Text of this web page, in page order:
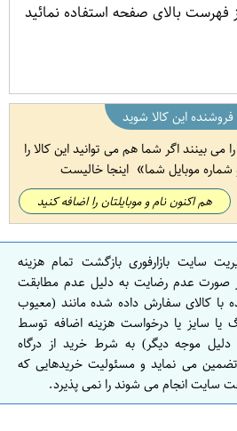
فهرست بالای صفحه استفاده نمائید
این کالا شوید
می بینند اگر شما هم می توانید این کالا را
شماره موبایل شما اینجا خالیست
هم اکنون نام و موبایلتان را اضافه کنید
سایت بازارفوری بازگشت تمام هزینه
صورت عدم رضایت به دلیل عدم مطابقت
با کالای سفارش داده شده مانند (معیوب
یا سایز یا درخواست هزینه اضافه توسط
موجه دیگر) به شرط خرید از درگاه
می نماید و مسئولیت خریدهایی که
سایت انجام می شوند را نمی پذیرد.